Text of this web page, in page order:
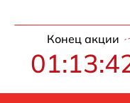
Конец акции